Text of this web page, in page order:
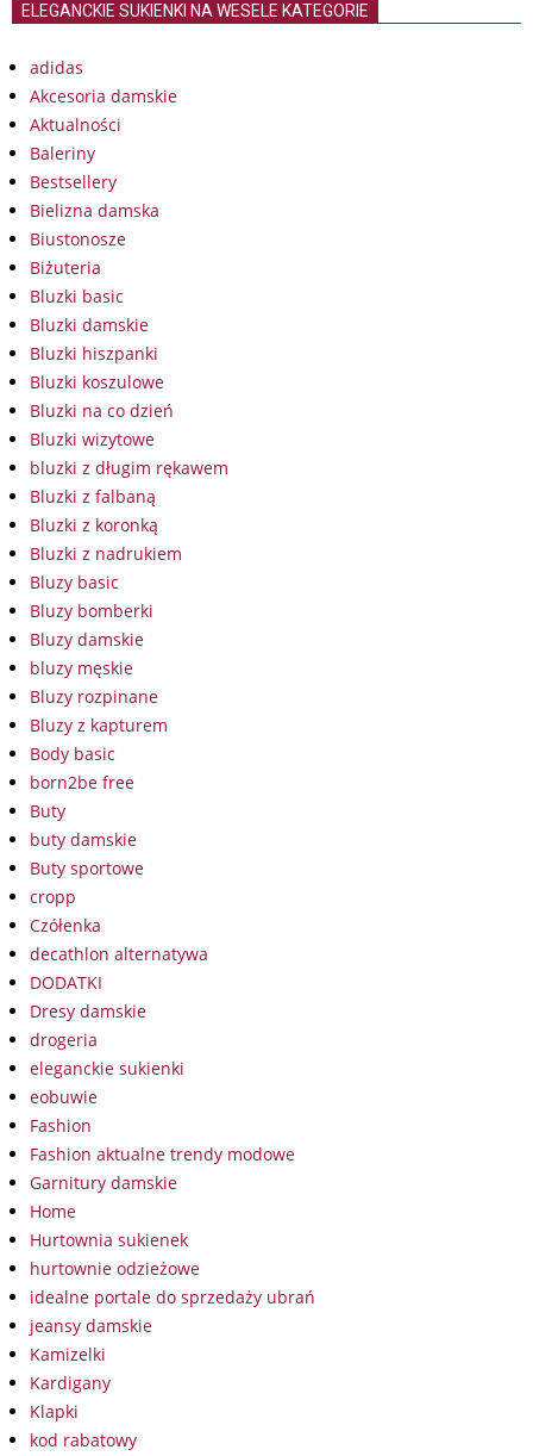
ELEGANCKIE SUKIENKI NA WESELE KATEGORIE
adidas
Akcesoria damskie
Aktualności
Baleriny
Bestsellery
Bielizna damska
Biustonosze
Biżuteria
Bluzki basic
Bluzki damskie
Bluzki hiszpanki
Bluzki koszulowe
Bluzki na co dzień
Bluzki wizytowe
bluzki z długim rękawem
Bluzki z falbaną
Bluzki z koronką
Bluzki z nadrukiem
Bluzy basic
Bluzy bomberki
Bluzy damskie
bluzy męskie
Bluzy rozpinane
Bluzy z kapturem
Body basic
born2be free
Buty
buty damskie
Buty sportowe
cropp
Czółenka
decathlon alternatywa
DODATKI
Dresy damskie
drogeria
eleganckie sukienki
eobuwie
Fashion
Fashion aktualne trendy modowe
Garnitury damskie
Home
Hurtownia sukienek
hurtownie odzieżowe
idealne portale do sprzedaży ubrań
jeansy damskie
Kamizelki
Kardigany
Klapki
kod rabatowy